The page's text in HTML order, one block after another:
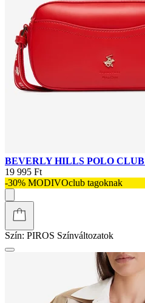
BEVERLY HILLS POLO CLUB
19 995 Ft
-30% MODIVOclub tagoknak
Szín: PIROS Színváltozatok